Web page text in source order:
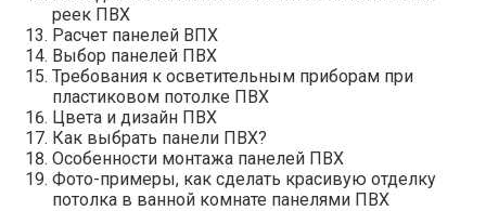
реек ПВХ
Расчет панелей ВПХ
Выбор панелей ПВХ
Требования к осветительным приборам при
пластиковом потолке ПВХ
Цвета и дизайн ПВХ
Как выбрать панели ПВХ?
Особенности монтажа панелей ПВХ
Фото-примеры, как сделать красивую отделку
потолка в ванной комнате панелями ПВХ